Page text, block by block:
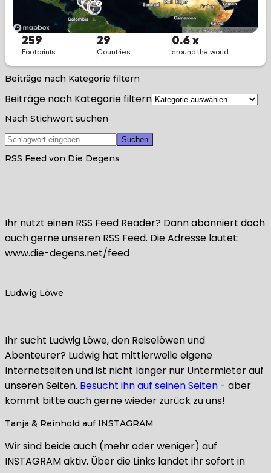
Beiträge nach Kategorie filtern
Beiträge nach Kategorie filtern
Nach Stichwort suchen
RSS Feed von Die Degens
Ihr nutzt einen RSS Feed Reader? Dann abonniert doch
auch gerne unseren RSS Feed. Die Adresse lautet:
www.die-degens.net/feed
Ludwig Löwe
Ihr sucht Ludwig Löwe, den Reiselöwen und
Abenteurer? Ludwig hat mittlerweile eigene
Internetseiten und ist nicht länger nur Untermieter auf
unseren Seiten. Besucht ihn auf seinen Seiten - aber
kommt bitte auch gerne wieder zurück zu uns!
Tanja & Reinhold auf INSTAGRAM
Wir sind beide auch (mehr oder weniger) auf
INSTAGRAM aktiv. Über die Links landet ihr sofort in